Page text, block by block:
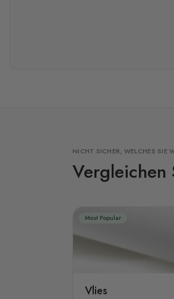
NICHT SICHER, WELCHES SIE
Vergleichen
Most Popular
Vlies